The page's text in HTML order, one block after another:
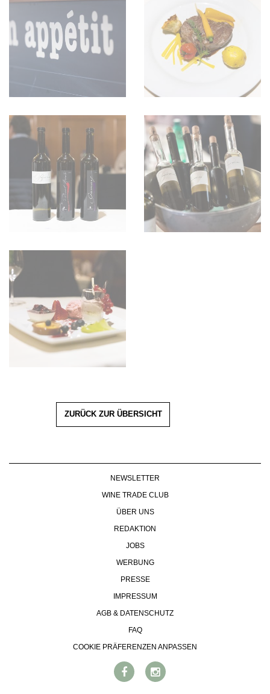
ZURÜCK ZUR ÜBERSICHT
NEWSLETTER
WINE TRADE CLUB
ÜBER UNS
REDAKTION
JOBS
WERBUNG
PRESSE
IMPRESSUM
AGB & DATENSCHUTZ
FAQ
COOKIE PRÄFERENZEN ANPASSEN